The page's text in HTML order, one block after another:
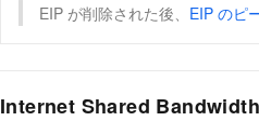
EIP が削除された後、 EIP のピ
Internet Shared